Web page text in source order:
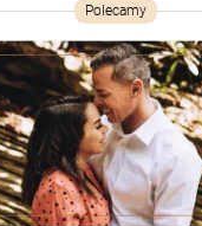
Polecamy